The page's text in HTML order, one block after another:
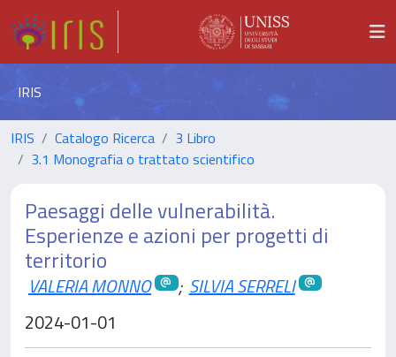
IRIS
IRIS Catalogo Ricerca
3 Libro
3.1 Monografia o trattato scientifico
Paesaggi delle vulnerabilità.
Esperienze e azioni per progetti di
territorio
VALERIA MONNO ; SILVIA SERRELI
2024-01-01